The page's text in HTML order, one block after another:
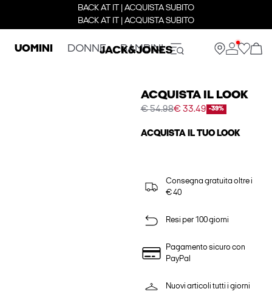
BACK AT IT | ACQUISTA SUBITO
BACK AT IT | ACQUISTA SUBITO
UOMINI DONNE BAMBINI
ACQUISTA IL LOOK
€ 54.98€ 33.49 -39%
ACQUISTA IL TUO LOOK
Consegna gratuita oltre i
€ 40
Resi per 100 giorni
Pagamento sicuro con
PayPal
Nuovi articoli tutti i giorni